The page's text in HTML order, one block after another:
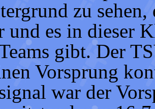
zu sehen,
und es in dieser
gibt. Der
Vorsprung
war der